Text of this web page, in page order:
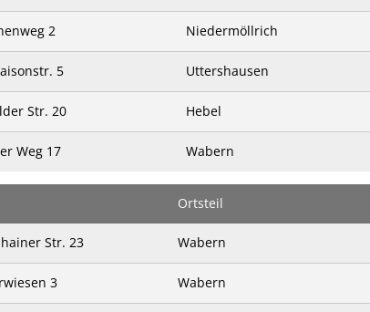
2 Niedermöllrich
5 Uttershausen
Str. 20 Hebel
Weg 17 Wabern
Ortsteil
Str. 23 Wabern
3 Wabern